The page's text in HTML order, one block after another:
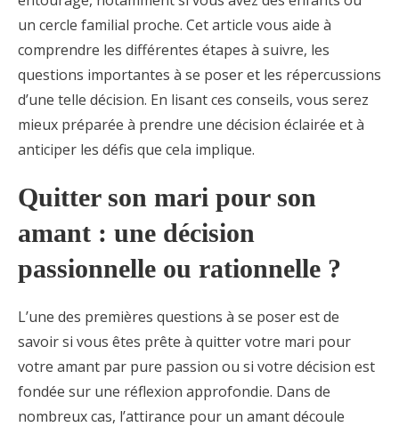
un cercle familial proche. Cet article vous aide à
comprendre les différentes étapes à suivre, les
questions importantes à se poser et les répercussions
d’une telle décision. En lisant ces conseils, vous serez
mieux préparée à prendre une décision éclairée et à
anticiper les défis que cela implique.
Quitter son mari pour son
amant : une décision
passionnelle ou rationnelle ?
L’une des premières questions à se poser est de
savoir si vous êtes prête à quitter votre mari pour
votre amant par pure passion ou si votre décision est
fondée sur une réflexion approfondie. Dans de
nombreux cas, l’attirance pour un amant découle